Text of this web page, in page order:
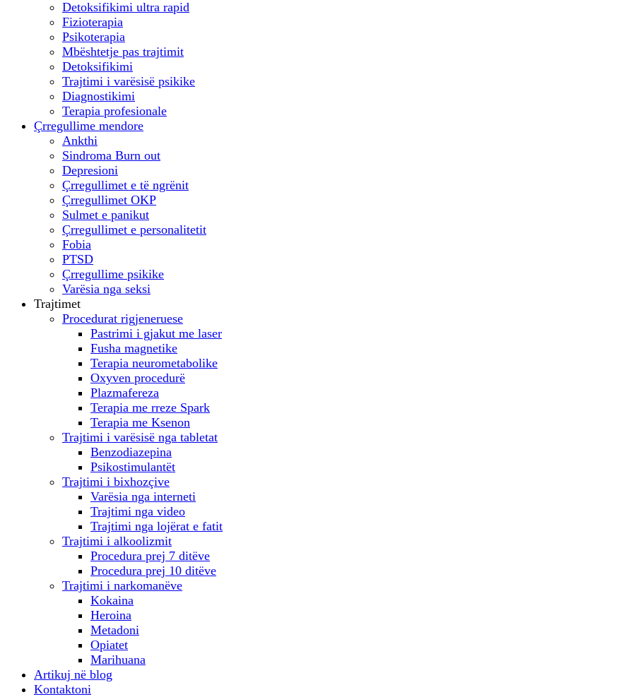
Detoksifikimi ultra rapid
Fizioterapia
Psikoterapia
Mbështetje pas trajtimit
Detoksifikimi
Trajtimi i varësisë psikike
Diagnostikimi
Terapia profesionale
Çrregullime mendore
Ankthi
Sindroma Burn out
Depresioni
Çrregullimet e të ngrënit
Çrregullimet OKP
Sulmet e panikut
Çrregullimet e personalitetit
Fobia
PTSD
Çrregullime psikike
Varësia nga seksi
Trajtimet
Procedurat rigjeneruese
Pastrimi i gjakut me laser
Fusha magnetike
Terapia neurometabolike
Oxyven procedurë
Plazmafereza
Terapia me rreze Spark
Terapia me Ksenon
Trajtimi i varësisë nga tabletat
Benzodiazepina
Psikostimulantët
Trajtimi i bixhozçive
Varësia nga interneti
Trajtimi nga video
Trajtimi nga lojërat e fatit
Trajtimi i alkoolizmit
Procedura prej 7 ditëve
Procedura prej 10 ditëve
Trajtimi i narkomanëve
Kokaina
Heroina
Metadoni
Opiatet
Marihuana
Artikuj në blog
Kontaktoni